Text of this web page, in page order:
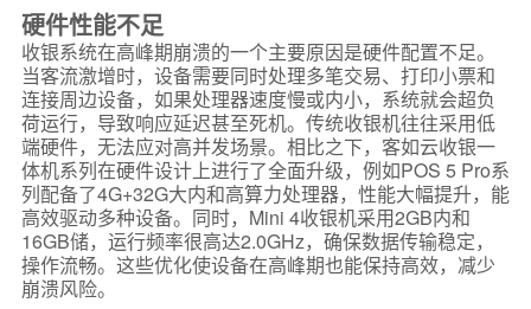
硬件性能不足
收银系统在高峰期崩溃的一个主要原因是硬件配置不足。
当客流激增时，设备需要同时处理多笔交易、打印小票和
连接周边设备，如果处理器速度慢或内小，系统就会超负
荷运行，导致响应延迟甚至死机。传统收银机往往采用低
端硬件，无法应对高并发场景。相比之下，客如云收银一
体机系列在硬件设计上进行了全面升级，例如POS 5 Pro系
列配备了4G+32G大内和高算力处理器，性能大幅提升，能
高效驱动多种设备。同时，Mini 4收银机采用2GB内和
16GB储，运行频率很高达2.0GHz，确保数据传输稳定，
操作流畅。这些优化使设备在高峰期也能保持高效，减少
崩溃风险。